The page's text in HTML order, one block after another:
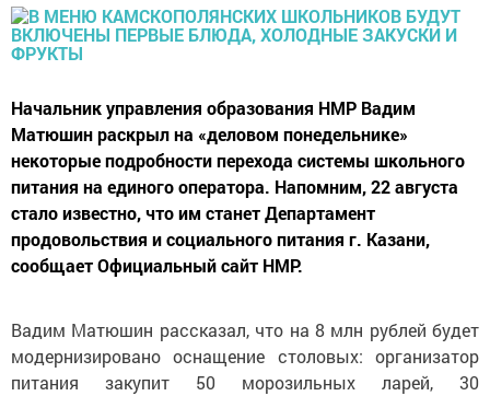
Начальник управления образования НМР Вадим
Матюшин раскрыл на «деловом понедельнике»
некоторые подробности перехода системы школьного
питания на единого оператора. Напомним, 22 августа
стало известно, что им станет Департамент
продовольствия и социального питания г. Казани,
сообщает Официальный сайт НМР.
Вадим Матюшин рассказал, что на 8 млн рублей будет
модернизировано оснащение столовых: организатор
питания закупит 50 морозильных ларей, 30